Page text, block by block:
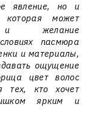
явление, но и
которая может
и желание
пасмюра
и материалы,
ощущение
цвет волос
тех, кто хочет
ярким и